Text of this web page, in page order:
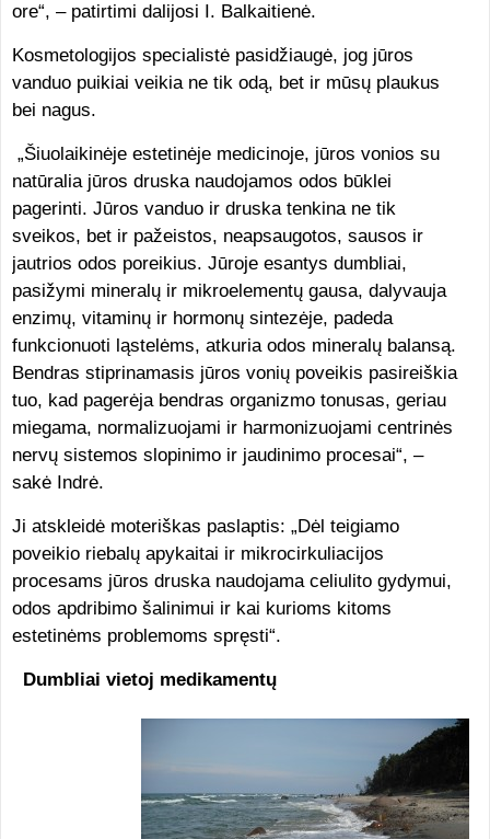
ore“, – patirtimi dalijosi I. Balkaitienė.
Kosmetologijos specialistė pasidžiaugė, jog jūros
vanduo puikiai veikia ne tik odą, bet ir mūsų plaukus
bei nagus.
„Šiuolaikinėje estetinėje medicinoje, jūros vonios su
natūralia jūros druska naudojamos odos būklei
pagerinti. Jūros vanduo ir druska tenkina ne tik
sveikos, bet ir pažeistos, neapsaugotos, sausos ir
jautrios odos poreikius. Jūroje esantys dumbliai,
pasižymi mineralų ir mikroelementų gausa, dalyvauja
enzimų, vitaminų ir hormonų sintezėje, padeda
funkcionuoti ląstelėms, atkuria odos mineralų balansą.
Bendras stiprinamasis jūros vonių poveikis pasireiškia
tuo, kad pagerėja bendras organizmo tonusas, geriau
miegama, normalizuojami ir harmonizuojami centrinės
nervų sistemos slopinimo ir jaudinimo procesai“, –
sakė Indrė.
Ji atskleidė moteriškas paslaptis: „Dėl teigiamo
poveikio riebalų apykaitai ir mikrocirkuliacijos
procesams jūros druska naudojama celiulito gydymui,
odos apdribimo šalinimui ir kai kurioms kitoms
estetinėms problemoms spręsti“.
Dumbliai vietoj medikamentų